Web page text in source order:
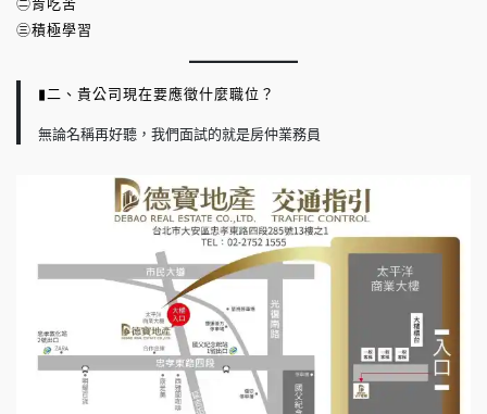
㊁肯吃苦
㊂積極學習
▮二、貴公司現在要應徵什麼職位？
無論名稱再好聽，我們面試的就是房仲業務員